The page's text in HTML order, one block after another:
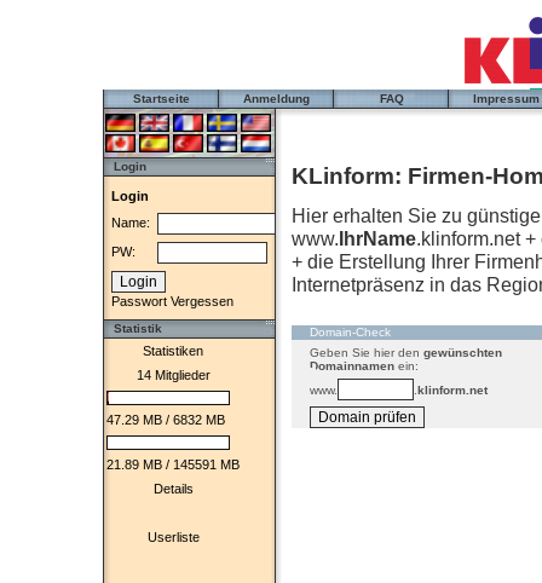
Startseite Anmeldung FAQ Impressum
Login
Login
Name:
PW:
Passwort Vergessen
Statistik
Statistiken
14 Mitglieder
47.29 MB / 6832 MB
21.89 MB / 145591 MB
Details
Userliste
KLinform: Firmen-
Hier erhalten Sie zu
www.IhrName.klinform.net
+ die Erstellung Ihrer
Internetpräsenz in das
Domain-Check
Geben Sie hier den gewünschten
Domainnamen ein:
www.
klinform.net